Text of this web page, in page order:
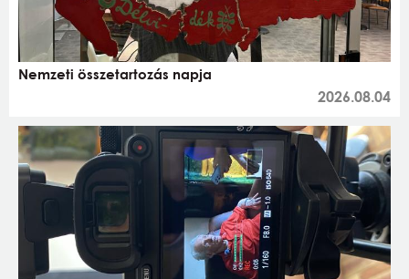
Nemzeti összetartozás napja
2026.08.04